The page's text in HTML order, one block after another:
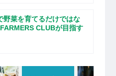
野菜を育てるだけではな
CLUBが目指す